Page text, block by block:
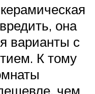
она
варианты с
К тому
чем